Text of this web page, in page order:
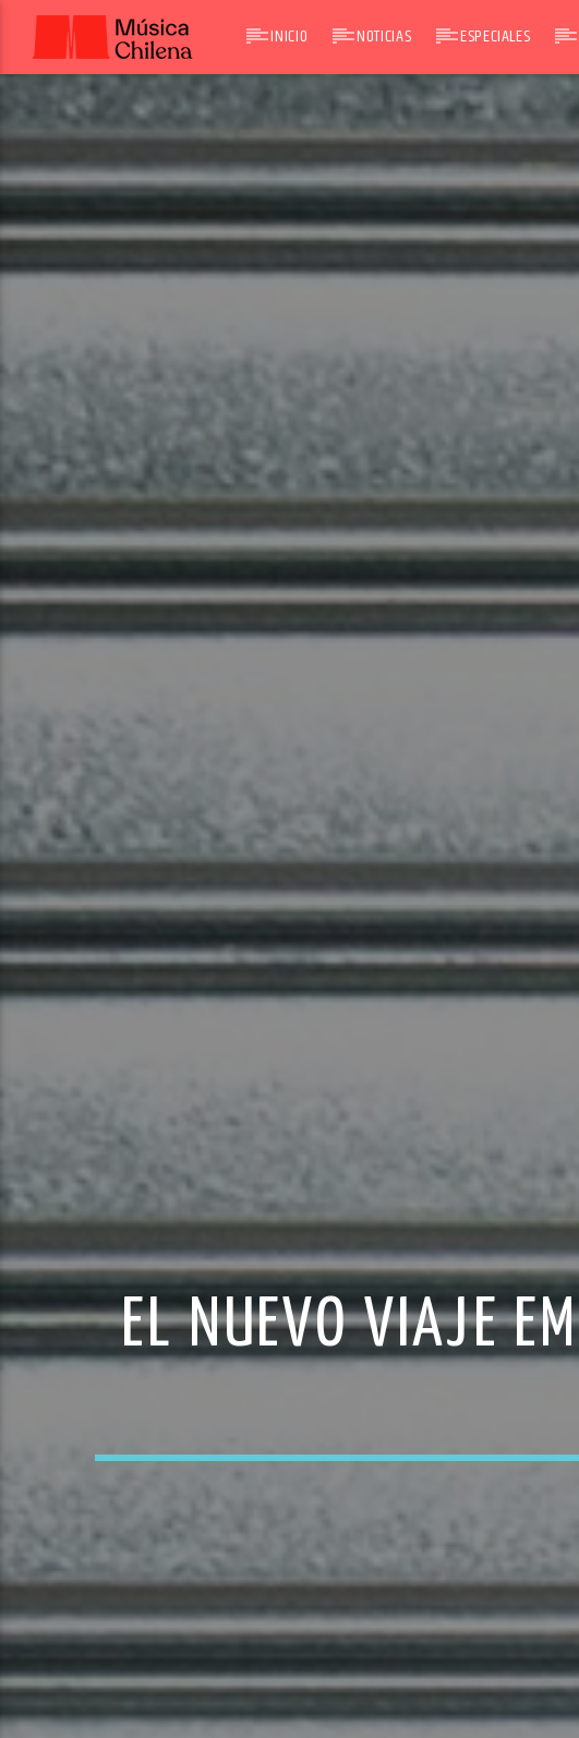
INICIO NOTICIAS ESPECIALES
EL NUEVO VIAJE